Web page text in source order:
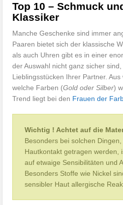
Top 10 – Schmuck
Klassiker
Manche Geschenke sind immer
Paaren bietet sich der klassische
als auch Uhren gibt es in einer
der Auswahl nicht ganz sicher
Lieblingsstücken Ihrer Partner.
welche Farben (Gold oder Silber)
Trend liegt bei den Frauen der
Wichtig ! Achtet auf die
Besonders bei solchen
Hautkontakt getragen werden,
auf etwaige Sensibilitäten und
Besonders Stoffe wie Nickel
sensibler Haut allergische